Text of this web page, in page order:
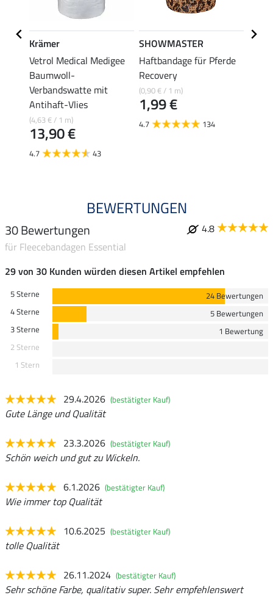
Krämer
Vetrol Medical Medigee
Baumwoll-
Verbandswatte mit
Antihaft-Vlies
(4,63 € / 1 m)
13,90 €
4.7 43
SHOWMASTER
Haftbandage für Pferde
Recovery
(0,90 € / 1 m)
1,99 €
4.7 134
BEWERTUNGEN
30 Bewertungen
4.8
für Fleecebandagen Essential
29 von 30 Kunden würden diesen Artikel empfehlen
5 Sterne
24 Bewertungen
4 Sterne
5 Bewertungen
3 Sterne
1 Bewertung
2 Sterne
1 Stern
29.4.2026 (bestätigter Kauf)
Gute Länge und Qualität
23.3.2026 (bestätigter Kauf)
Schön weich und gut zu Wickeln.
6.1.2026 (bestätigter Kauf)
Wie immer top Qualität
10.6.2025 (bestätigter Kauf)
tolle Qualität
26.11.2024 (bestätigter Kauf)
Sehr schöne Farbe, qualitativ super. Sehr empfehlenswert